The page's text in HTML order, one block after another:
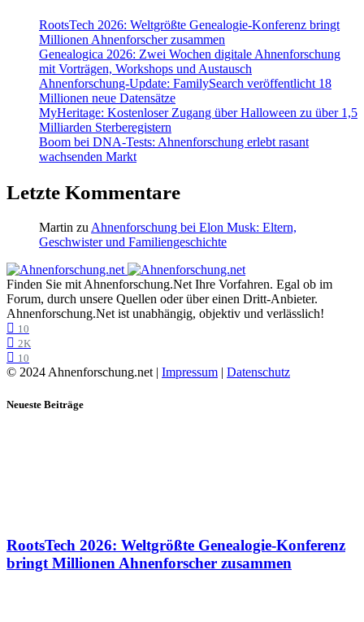
RootsTech 2026: Weltgrößte Genealogie-Konferenz bringt
Millionen Ahnenforscher zusammen
Genealogica 2026: Zwei Wochen digitale Ahnenforschung
mit Vorträgen, Workshops und Austausch
Ahnenforschung-Update: FamilySearch veröffentlicht 18
Millionen neue Datensätze
MyHeritage: Kostenloser Zugang über Halloween zu über 1,5
Milliarden Sterberegistern
Boom bei DNA-Tests: Ahnenforschung erlebt rasant
wachsenden Markt
Letzte Kommentare
Martin zu Ahnenforschung bei Elon Musk: Eltern,
Geschwister und Familiengeschichte
Finden Sie mit Ahnenforschung.Net Ihre Vorfahren. Egal ob im
Forum, durch unsere Quellen oder über einen Dritt-Anbieter.
Ahnenforschung.Net ist unabhängig, objektiv und verlässlich!
10
2K
10
© 2024 Ahnenforschung.net | Impressum | Datenschutz
Neueste Beiträge
RootsTech 2026: Weltgrößte Genealogie-Konferenz
bringt Millionen Ahnenforscher zusammen